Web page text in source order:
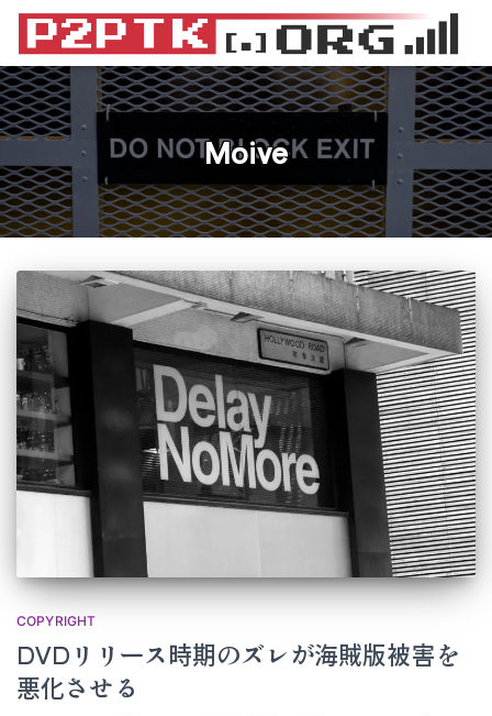
Moive
COPYRIGHT
DVDリリース時期のズレが海賊版被害を
悪化させる